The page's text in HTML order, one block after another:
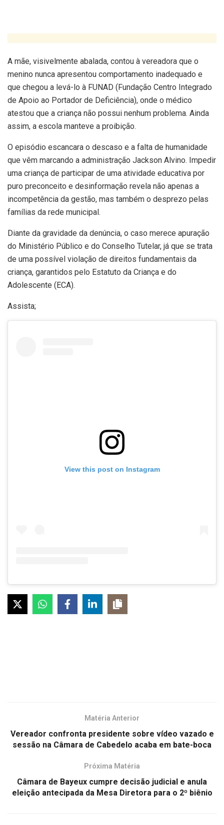
A mãe, visivelmente abalada, contou à vereadora que o
menino nunca apresentou comportamento inadequado e
que chegou a levá-lo à FUNAD (Fundação Centro Integrado
de Apoio ao Portador de Deficiência), onde o médico
atestou que a criança não possui nenhum problema. Ainda
assim, a escola manteve a proibição.
O episódio escancara o descaso e a falta de humanidade
que vêm marcando a administração Jackson Alvino. Impedir
uma criança de participar de uma atividade educativa por
puro preconceito e desinformação revela não apenas a
incompetência da gestão, mas também o desprezo pelas
famílias da rede municipal.
Diante da gravidade da denúncia, o caso merece apuração
do Ministério Público e do Conselho Tutelar, já que se trata
de uma possível violação de direitos fundamentais da
criança, garantidos pelo Estatuto da Criança e do
Adolescente (ECA).
Assista;
View this post on Instagram
Matéria Anterior
Vereador confronta presidente sobre vídeo vazado e
sessão na Câmara de Cabedelo acaba em bate-boca
Próxima Matéria
Câmara de Bayeux cumpre decisão judicial e anula
eleição antecipada da Mesa Diretora para o 2º biênio